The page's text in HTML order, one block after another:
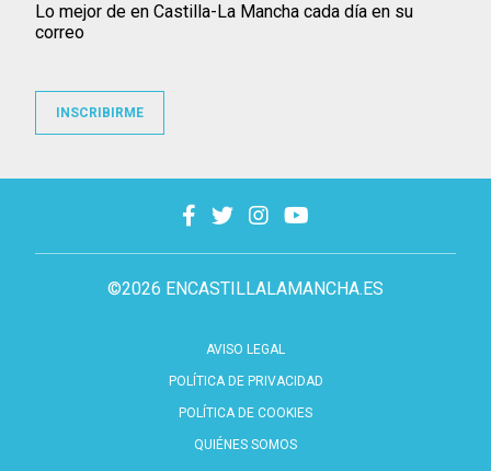
©2026 ENCASTILLALAMANCHA.ES
AVISO LEGAL
POLÍTICA DE PRIVACIDAD
POLÍTICA DE COOKIES
QUIÉNES SOMOS
Lo mejor de en Castilla-La Mancha cada día en su
correo
INSCRIBIRME